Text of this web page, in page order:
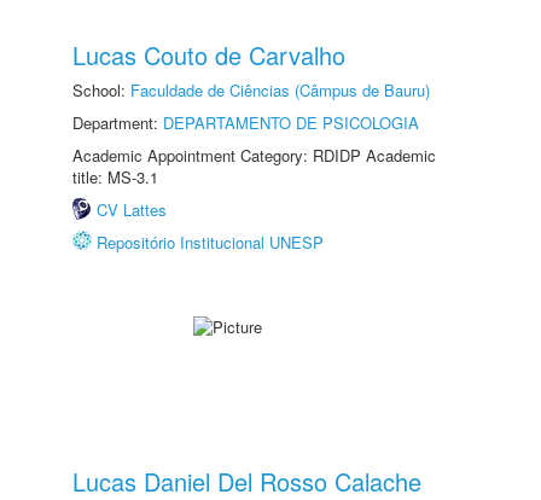
Lucas Couto de Carvalho
School: Faculdade de Ciências (Câmpus de Bauru)
Department: DEPARTAMENTO DE PSICOLOGIA
Academic Appointment Category: RDIDP Academic
title: MS-3.1
CV Lattes
Repositório Institucional UNESP
Lucas Daniel Del Rosso Calache